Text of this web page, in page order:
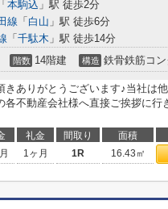
「 本駒込 」駅 徒歩2分
線 「 白山 」駅 徒歩6分
「 千駄木 」駅 徒歩14分
階数 14階建 構造 鉄骨鉄筋コン
きありがとうございます♪当社は
各不動産会社様へ直接ご挨拶に行
礼金 間取り 面積
1ヶ月 1R 16.43㎡